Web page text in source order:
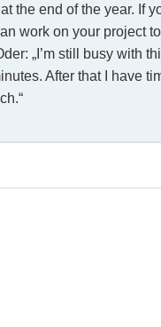
the end of the year. If
work on your project
„I’m still busy with
After that I have